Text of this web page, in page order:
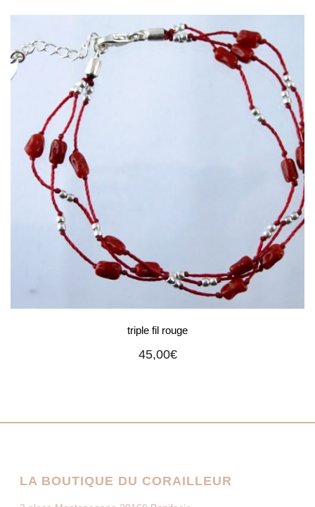
triple fil rouge
45,00€
LA BOUTIQUE DU CORAILLEUR